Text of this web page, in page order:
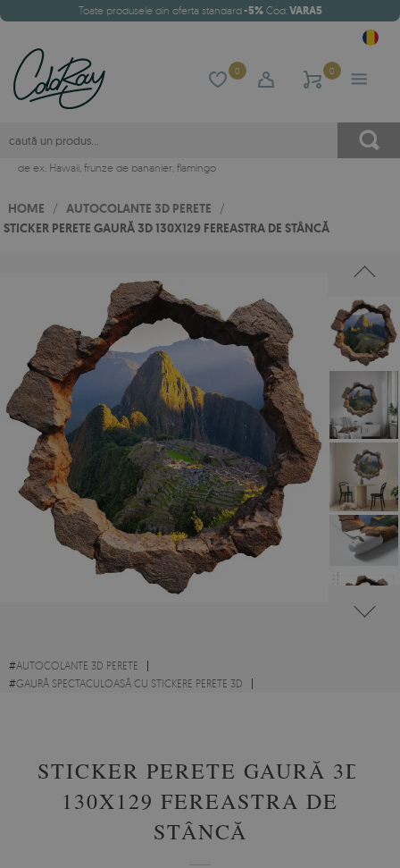
Toate produsele din oferta standard-5%Cod:VARA5
0 0
de ex. Hawaii, frunze de bananier, flamingo
HOME / AUTOCOLANTE 3D PERETE /
STICKER PERETE GAURĂ 3D 130X129 FEREASTRA DE STÂNCĂ
#AUTOCOLANTE 3D PERETE
#GAURĂ SPECTACULOASĂ CU STICKERE PERETE 3D
STICKER PERETE GAURĂ 3D
130X129 FEREASTRA DE
STÂNCĂ